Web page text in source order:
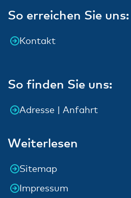
So erreichen Sie uns:
Kontakt
So finden Sie uns:
Adresse | Anfahrt
Weiterlesen
Sitemap
Impressum